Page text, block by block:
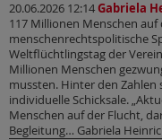
20.06.2026 12:14Gabriela
117 Millionen Menschen
menschenrechtspolitische
Weltflüchtlingstag der
Millionen Menschen
mussten. Hinter den Zahlen
individuelle Schicksale.
Menschen auf der Flucht,
Begleitung… Gabriela